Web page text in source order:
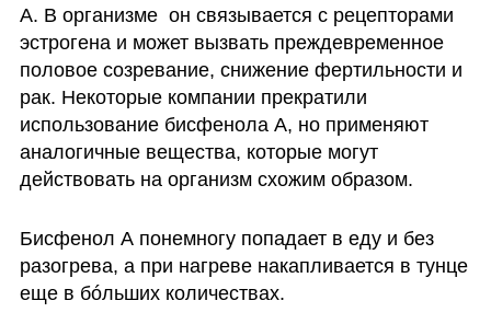
А. В организме  он связывается с рецепторами
эстрогена и может вызвать преждевременное
половое созревание, снижение фертильности и
рак. Некоторые компании прекратили
использование бисфенола А, но применяют
аналогичные вещества, которые могут
действовать на организм схожим образом.
Бисфенол А понемногу попадает в еду и без
разогрева, а при нагреве накапливается в тунце
еще в бóльших количествах.